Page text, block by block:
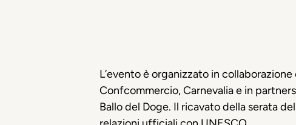
L’evento è organizzato in
Confcommercio, Carnevalia e in
Ballo del Doge. Il ricavato della serata